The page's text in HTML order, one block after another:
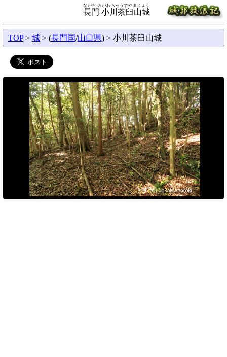
長門 小川茶臼山城
ながと おがわちゃうすやまじょう
TOP> 城 > (長門国/山口県) > 小川茶臼山城